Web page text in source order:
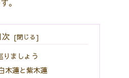
。
次
りましょう
木蓮と紫木蓮